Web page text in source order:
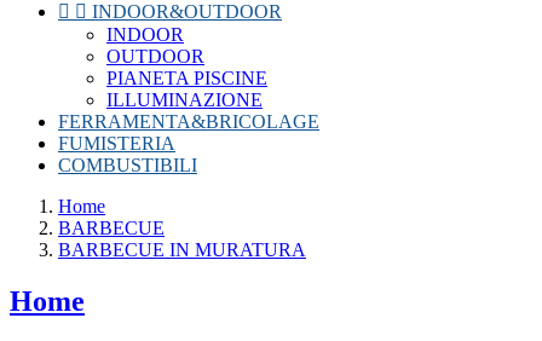
  INDOOR&OUTDOOR
INDOOR
OUTDOOR
PIANETA PISCINE
ILLUMINAZIONE
FERRAMENTA&BRICOLAGE
FUMISTERIA
COMBUSTIBILI
Home
BARBECUE
BARBECUE IN MURATURA
Home